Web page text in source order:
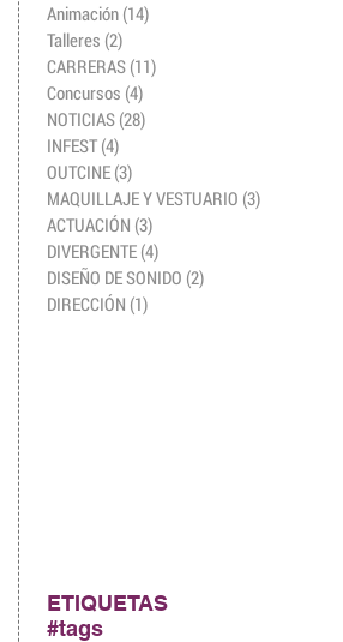
Animación (14)
Talleres (2)
CARRERAS (11)
Concursos (4)
NOTICIAS (28)
INFEST (4)
OUTCINE (3)
MAQUILLAJE Y VESTUARIO (3)
ACTUACIÓN (3)
DIVERGENTE (4)
DISEÑO DE SONIDO (2)
DIRECCIÓN (1)
ETIQUETAS
#tags